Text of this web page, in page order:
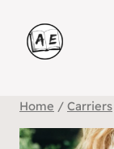
Home / Carriers